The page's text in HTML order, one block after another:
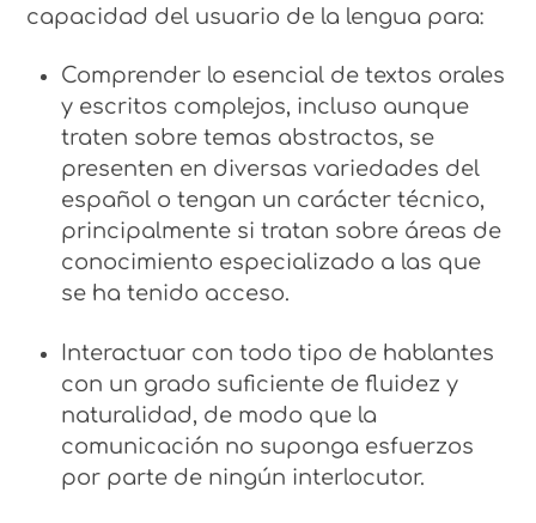
capacidad del usuario de la lengua para:
Comprender lo esencial de textos orales
y escritos complejos, incluso aunque
traten sobre temas abstractos, se
presenten en diversas variedades del
español o tengan un carácter técnico,
principalmente si tratan sobre áreas de
conocimiento especializado a las que
se ha tenido acceso.
Interactuar con todo tipo de hablantes
con un grado suficiente de fluidez y
naturalidad, de modo que la
comunicación no suponga esfuerzos
por parte de ningún interlocutor.